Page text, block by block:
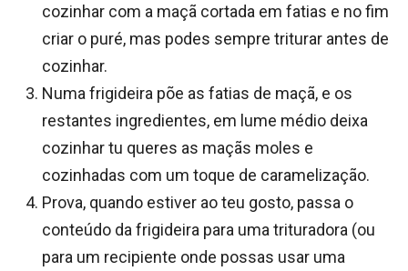
cozinhar com a maçã cortada em fatias e no fim
criar o puré, mas podes sempre triturar antes de
cozinhar.
Numa frigideira põe as fatias de maçã, e os
restantes ingredientes, em lume médio deixa
cozinhar tu queres as maçãs moles e
cozinhadas com um toque de caramelização.
Prova, quando estiver ao teu gosto, passa o
conteúdo da frigideira para uma trituradora (ou
para um recipiente onde possas usar uma